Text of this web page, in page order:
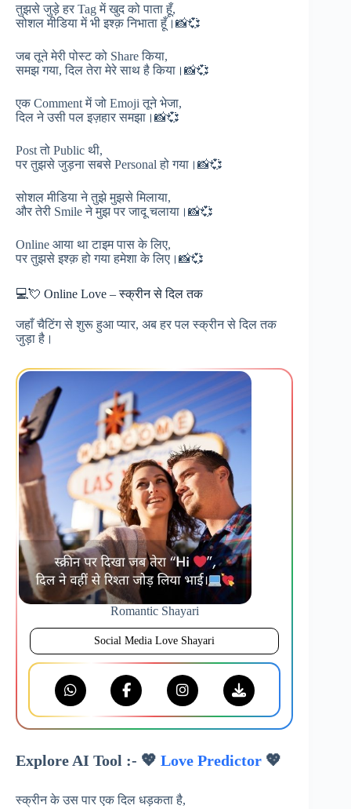
तुझसे जुड़े हर Tag में खुद को पाता हूँ,
सोशल मीडिया में भी इश्क़ निभाता हूँ।📸💞
जब तूने मेरी पोस्ट को Share किया,
समझ गया, दिल तेरा मेरे साथ है किया।📸💞
एक Comment में जो Emoji तूने भेजा,
दिल ने उसी पल इज़हार समझा।📸💞
Post तो Public थी,
पर तुझसे जुड़ना सबसे Personal हो गया।📸💞
सोशल मीडिया ने तुझे मुझसे मिलाया,
और तेरी Smile ने मुझ पर जादू चलाया।📸💞
Online आया था टाइम पास के लिए,
पर तुझसे इश्क़ हो गया हमेशा के लिए।📸💞
💻💘 Online Love – स्क्रीन से दिल तक
जहाँ चैटिंग से शुरू हुआ प्यार, अब हर पल स्क्रीन से दिल तक
जुड़ा है।
Romantic Shayari
Social Media Love Shayari
Explore AI Tool :- 💖 Love Predictor 💖
स्क्रीन के उस पार एक दिल धड़कता है,